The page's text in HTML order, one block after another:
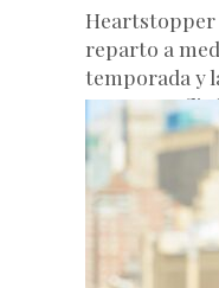
Heartstopper
reparto a
temporada y
punto Netflix